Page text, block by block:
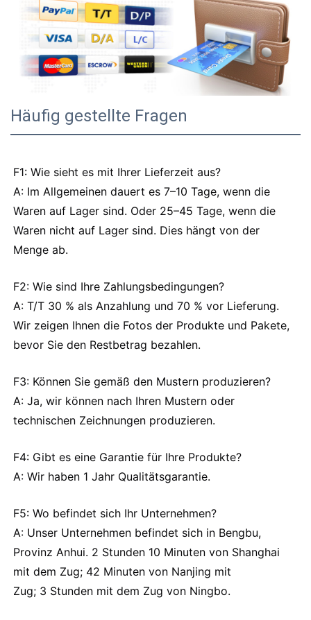
Häufig gestellte Fragen
F1: Wie sieht es mit Ihrer Lieferzeit aus?
A: Im Allgemeinen dauert es 7–10 Tage, wenn die
Waren auf Lager sind. Oder 25–45 Tage, wenn die
Waren nicht auf Lager sind. Dies hängt von der
Menge ab.
F2: Wie sind Ihre Zahlungsbedingungen?
A: T/T 30 % als Anzahlung und 70 % vor Lieferung.
Wir zeigen Ihnen die Fotos der Produkte und Pakete,
bevor Sie den Restbetrag bezahlen.
F3: Können Sie gemäß den Mustern produzieren?
A: Ja, wir können nach Ihren Mustern oder
technischen Zeichnungen produzieren.
F4: Gibt es eine Garantie für Ihre Produkte?
A: Wir haben 1 Jahr Qualitätsgarantie.
F5: Wo befindet sich Ihr Unternehmen?
A: Unser Unternehmen befindet sich in Bengbu,
Provinz Anhui. 2 Stunden 10 Minuten von Shanghai
mit dem Zug; 42 Minuten von Nanjing mit
Zug; 3 Stunden mit dem Zug von Ningbo.